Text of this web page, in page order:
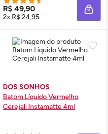
À SACOLA
R$ 49,90
2x R$ 24,95
DOS SONHOS
Batom Líquido Vermelho
Cerejali Instamatte 4ml